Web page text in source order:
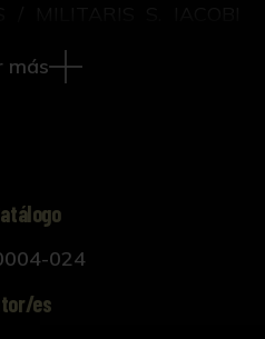
CONSILIARIVS /
Dyck y publicado en
más
024
es